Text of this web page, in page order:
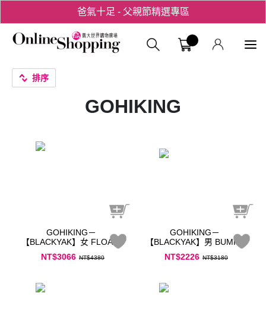
爸氣十足 - 父親節精選專區
用心愛你！七夕星選禮遇！義大購物
排序
GOHIKING
GOHIKING－
【BLACKYAK】女 FLOA印
花防風外套(丁香紫)-花卉圖
樣
NT$3066 NT$4380
GOHIKING－
【BLACKYAK】男 BUMPY
短袖襯衫(黃色)
NT$2226 NT$3180